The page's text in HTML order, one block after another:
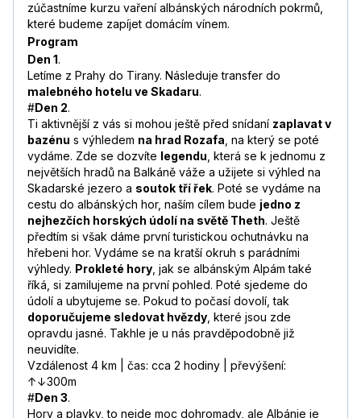
zúčastníme kurzu vaření albánských národních pokrmů,
které budeme zapíjet domácím vínem.
Program
Den 1.
Letíme z Prahy do Tirany. Následuje transfer do
malebného hotelu ve Skadaru.
#Den 2.
Ti aktivnější z vás si mohou ještě před snídaní zaplavat v
bazénu s výhledem na hrad Rozafa , na který se poté
vydáme. Zde se dozvíte legendu , která se k jednomu z
největších hradů na Balkáně váže a užijete si výhled na
Skadarské jezero a soutok tří řek. Poté se vydáme na
cestu do albánských hor, naším cílem bude jedno z
nejhezčích horských údolí na světě Theth. Ještě
předtím si však dáme první turistickou ochutnávku na
hřebeni hor. Vydáme se na kratší okruh s parádními
výhledy. Prokleté hory , jak se albánským Alpám také
říká, si zamilujeme na první pohled. Poté sjedeme do
údolí a ubytujeme se. Pokud to počasí dovolí, tak
doporučujeme sledovat hvězdy , které jsou zde
opravdu jasné. Takhle je u nás pravděpodobně již
neuvidíte.
Vzdálenost 4 km | čas: cca 2 hodiny | převýšení:
↑↓300m
#Den 3.
Hory a plavky, to nejde moc dohromady, ale Albánie je